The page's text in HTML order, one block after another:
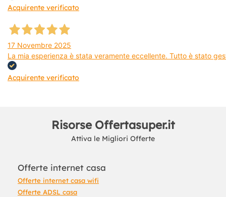
Acquirente verificato
17 Novembre 2025
La mia esperienza è stata veramente eccellente. Tutto è stato
Acquirente verificato
Risorse Offertasuper.it
Attiva le Migliori Offerte
Offerte internet casa
Offerte internet casa wifi
Offerte ADSL casa